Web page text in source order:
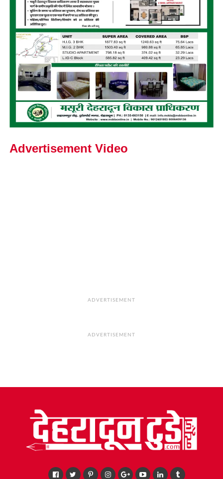
Advertisement Video
ADVERTISEMENT
ADVERTISEMENT